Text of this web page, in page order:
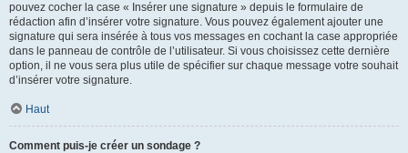
pouvez cocher la case « Insérer une signature » depuis le formulaire de
rédaction afin d’insérer votre signature. Vous pouvez également ajouter une
signature qui sera insérée à tous vos messages en cochant la case appropriée
dans le panneau de contrôle de l’utilisateur. Si vous choisissez cette dernière
option, il ne vous sera plus utile de spécifier sur chaque message votre souhait
d’insérer votre signature.
Haut
Comment puis-je créer un sondage ?